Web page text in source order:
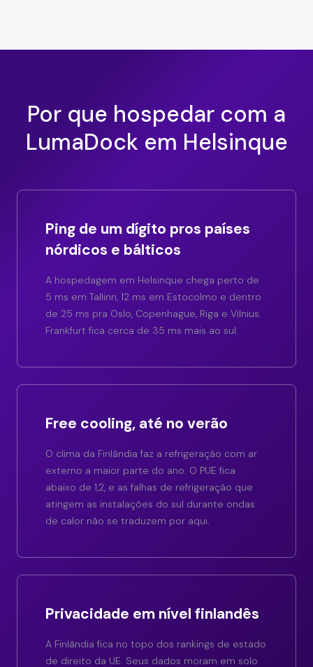
Por que hospedar com a
LumaDock em Helsinque
Ping de um dígito pros países
nórdicos e bálticos
A hospedagem em Helsinque chega perto de
5 ms em Tallinn, 12 ms em Estocolmo e dentro
de 25 ms pra Oslo, Copenhague, Riga e Vilnius.
Frankfurt fica cerca de 35 ms mais ao sul.
Free cooling, até no verão
O clima da Finlândia faz a refrigeração com ar
externo a maior parte do ano. O PUE fica
abaixo de 1,2, e as falhas de refrigeração que
atingem as instalações do sul durante ondas
de calor não se traduzem por aqui.
Privacidade em nível finlandês
A Finlândia fica no topo dos rankings de estado
de direito da UE. Seus dados moram em solo